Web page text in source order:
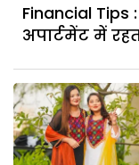
Financial
अपार्टमेंट में